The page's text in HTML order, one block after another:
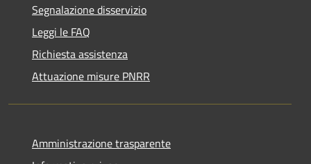
Segnalazione disservizio
Leggi le FAQ
Richiesta assistenza
Attuazione misure PNRR
Amministrazione trasparente